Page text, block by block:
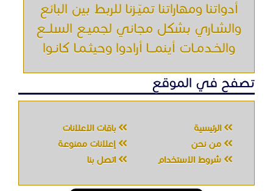
أدواتنا ومهاراتنا تميّـزنا للربط بين البائع
والشـاري بشكل مجاني لجميـع السلــع
والخـدمـات أينمـــا أرادوا وحيثـمـا كانـوا
تصفح في الموقع
الرئيسية
باقات الإعلانات
من نحن
إعلانات ممنوعة
شروط الاستخدام
اتصل بنا